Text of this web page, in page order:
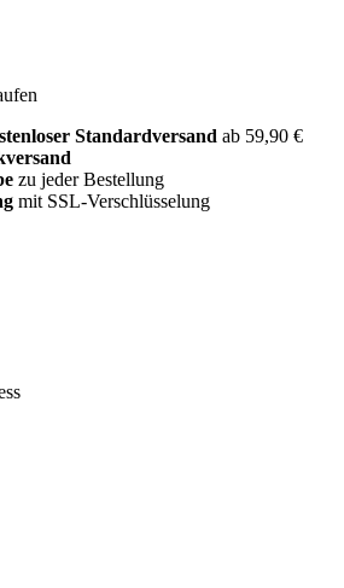
Standardversand ab 59,90 €
zu jeder Bestellung
mit SSL-Verschlüsselung